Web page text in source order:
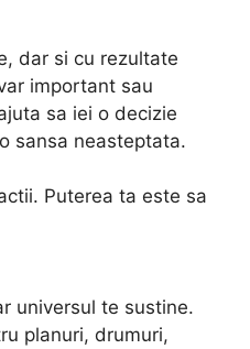
dar si cu rezultate
important sau
sa iei o decizie
sansa neasteptata.
Puterea ta este sa
universul te sustine.
planuri, drumuri,